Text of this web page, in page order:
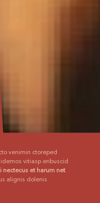
venimin ctoreped
vitiasp eribuscid
nectecus et harum net
alignis dolenis